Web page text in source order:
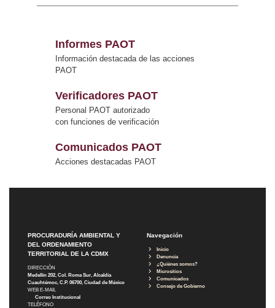
Informes PAOT
Información destacada de las acciones
PAOT
Verificadores PAOT
Personal PAOT autorizado
con funciones de verificación
Comunicados PAOT
Acciones destacadas PAOT
PROCURADURÍA AMBIENTAL Y
DEL ORDENAMIENTO
TERRITORIAL DE LA CDMX
DIRECCIÓN
Medellín 202, Col. Roma Sur, Alcaldía
Cuauhtémoc, C.P. 06700, Ciudad de México
WEB E-MAIL
Correo Institucional
TELÉFONO
Navegación
Inicio
Denuncia
¿Quiénes somos?
Micrositios
Comunicados
Consejo de Gobierno